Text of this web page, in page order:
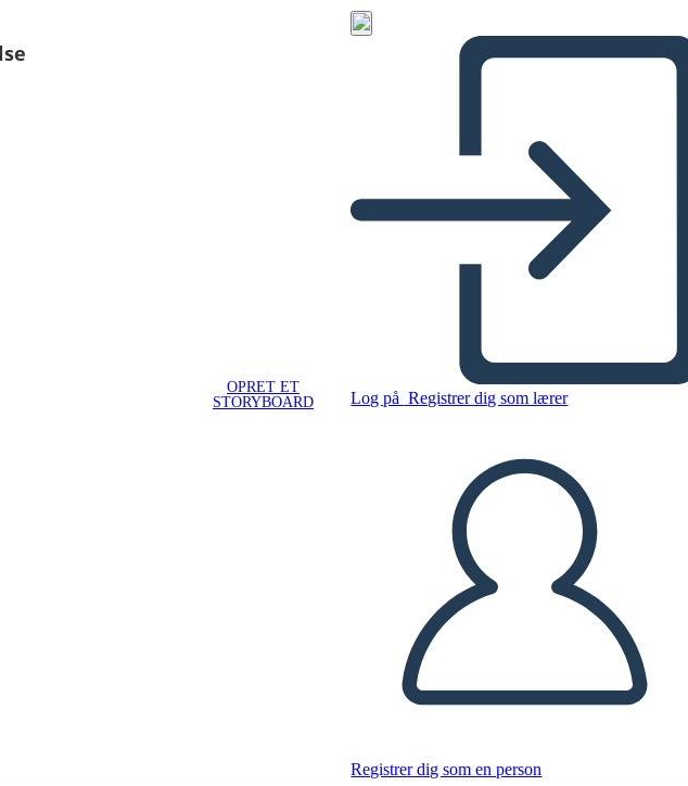
OPRET ET
STORYBOARD
Log på Registrer dig som lærer
Registrer dig som en person